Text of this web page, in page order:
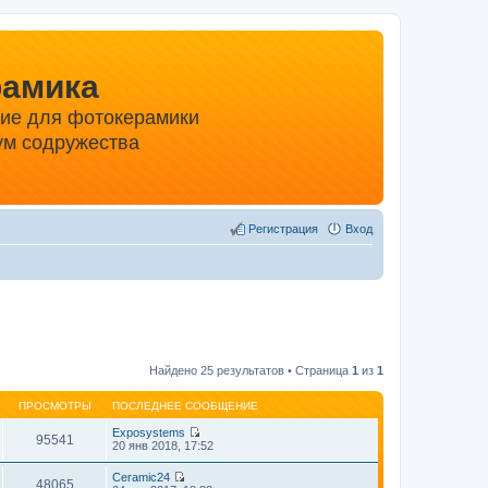
для фотокерамики
содружества
Вход
Регистрация
Найдено 25 результатов • Страница 1 из 1
ПРОСМОТРЫ ПОСЛЕДНЕЕ СООБЩЕНИЕ
95541
Exposystems
П
20 янв 2018, 17:52
48065
Ceramic24